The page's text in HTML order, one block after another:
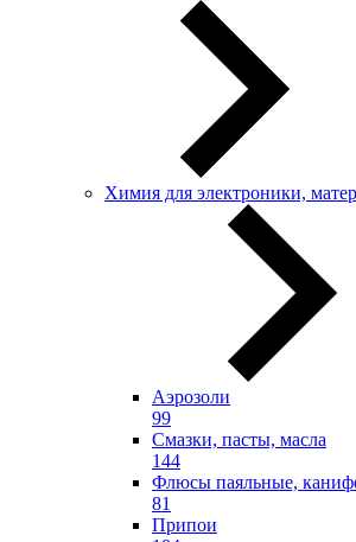
Химия для электроники,
Аэрозоли
99
Смазки, пасты, масла
144
Флюсы паяльные,
81
Припои